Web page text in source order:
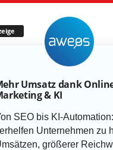
Umsatz dank
& KI
SEO bis KI-
Unternehmen zu
größerer